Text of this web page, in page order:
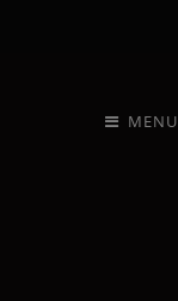
MENU